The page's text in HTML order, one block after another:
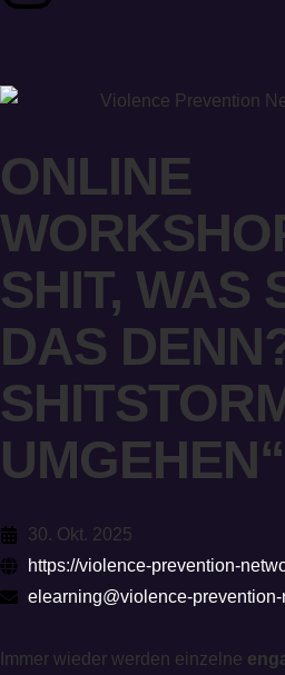
ONLINE
SHIT, WAS
DAS
UMGEHEN“
30. Okt. 2025
https://violence-prevention-
elearning@violence-
Immer wieder werden einzelne